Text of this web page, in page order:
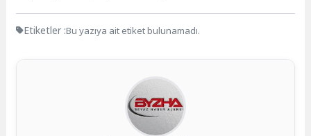
Etiketler :Bu yazıya ait etiket bulunamadı.